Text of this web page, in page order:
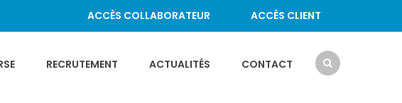
ACCÈS COLLABORATEUR ACCÈS CLIENT
RECRUTEMENT ACTUALITÉS CONTACT